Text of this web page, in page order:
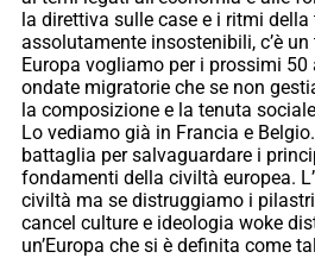
la direttiva sulle case e i ritmi
assolutamente insostenibili, c’è
Europa vogliamo per i prossimi
ondate migratorie che se non
la composizione e la tenuta
Lo vediamo già in Francia e
battaglia per salvaguardare i
fondamenti della civiltà europea.
civiltà ma se distruggiamo i
cancel culture e ideologia woke
un’Europa che si è definita come